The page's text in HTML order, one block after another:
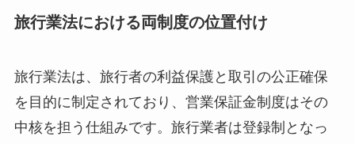
旅行業法における両制度の位置付け
旅行業法は、旅行者の利益保護と取引の公正確保
を目的に制定されており、営業保証金制度はその
中核を担う仕組みです。旅行業者は登録制となっ